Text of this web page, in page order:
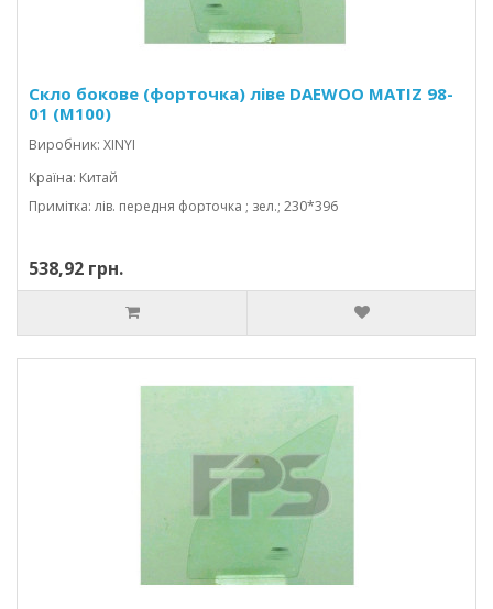
Скло бокове (форточка) ліве DAEWOO MATIZ 98-
01 (M100)
Виробник: XINYI
Країна: Китай
Примітка: лів. передня форточка ; зел.; 230*396
538,92 грн.